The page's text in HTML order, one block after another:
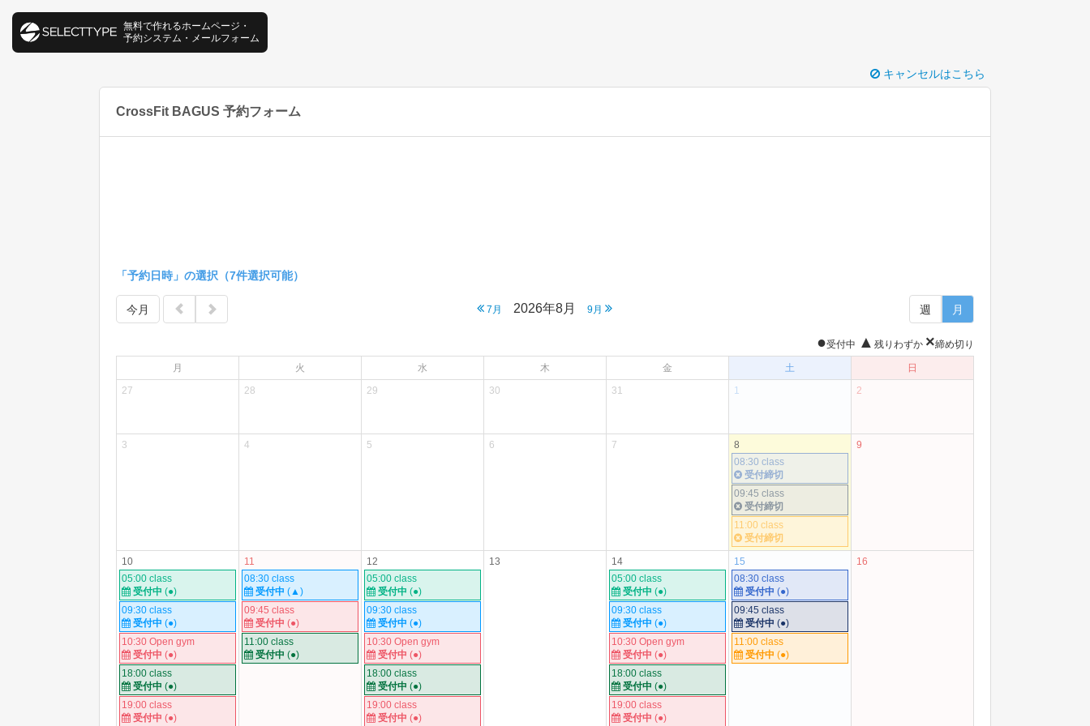
キャンセルはこちら
CrossFit BAGUS 予約フォーム
「予約日時」の選択（7件選択可能）
今月 7月 2026年8月 9月 週 月
●受付中 ▲ 残りわずか ×締め切り
月 火 水 木 金 土
日
27
28 29 30 31 1 2
3 4 5 6 7
8
08:30 class
受付締切
09:45 class
受付締切
11:00 class
受付締切
9
10
05:00 class
受付中 (●)
09:30 class
受付中 (●)
10:30 Open gym
受付中 (●)
18:00 class
受付中 (●)
19:00 class
受付中 (●)
11
08:30 class
受付中 (▲)
09:45 class
受付中 (●)
11:00 class
受付中 (●)
12
05:00 class
受付中 (●)
09:30 class
受付中 (●)
10:30 Open gym
受付中 (●)
18:00 class
受付中 (●)
19:00 class
受付中 (●)
13
14
05:00 class
受付中 (●)
09:30 class
受付中 (●)
10:30 Open gym
受付中 (●)
18:00 class
受付中 (●)
19:00 class
受付中 (●)
15
08:30 class
受付中 (●)
09:45 class
受付中 (●)
11:00 class
受付中 (●)
16
無料で作れるホームページ・
予約システム・メールフォーム